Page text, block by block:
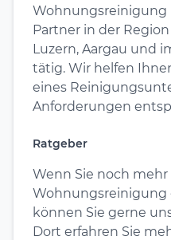
Wohnungsreinigung
Partner in der
Luzern, Aargau und
tätig. Wir helfen
eines
Anforderungen
Ratgeber
Wenn Sie noch mehr
Wohnungsreinigung
können Sie gerne
Dort erfahren Sie